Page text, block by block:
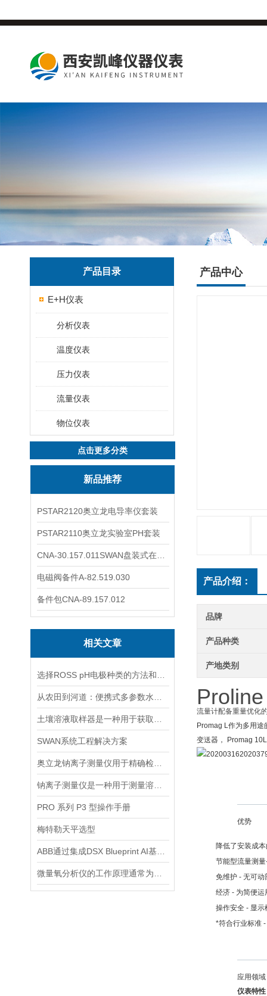
产品目录
E+H仪表
分析仪表
温度仪表
压力仪表
流量仪表
物位仪表
点击更多分类
新品推荐
PSTAR2120奥立龙电导率仪套装
PSTAR2110奥立龙实验室PH套装
电磁阀备件A-82.519.030
备件包CNA-89.157.012
相关文章
SWAN系统工程解决方案
PRO 系列 P3 型操作手册
梅特勒天平选型
产品中心
产品介绍：
品牌
产品种类
产地类别
流量计配备重量优化
Promag L作为多用
变送器， Promag
优势
降低了安装成
节能型流量测
免维护 - 无可动
经济 - 为简便
操作安全 - 显
*符合行业标准
应用领域
仪表特性